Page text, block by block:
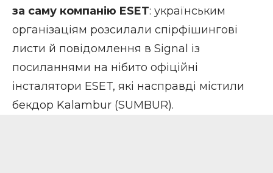
за саму компанію ESET: українським
організаціям розсилали спірфішингові
листи й повідомлення в Signal із
посиланнями на нібито офіційні
інсталятори ESET, які насправді містили
бекдор Kalambur (SUMBUR).